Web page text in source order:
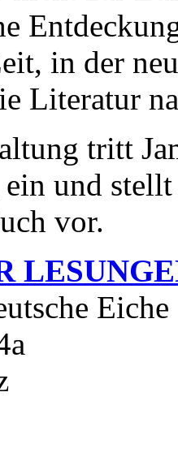
in der
Literatur
tritt
und
vor.
Eiche